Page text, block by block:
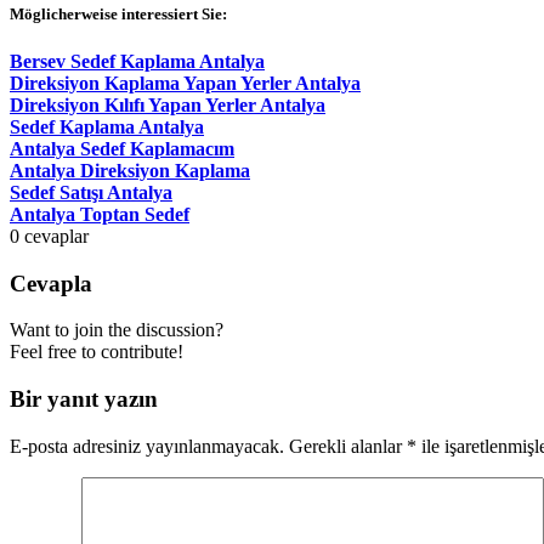
Möglicherweise interessiert Sie:
Bersev Sedef Kaplama Antalya
Direksiyon Kaplama Yapan Yerler Antalya
Direksiyon Kılıfı Yapan Yerler Antalya
Sedef Kaplama Antalya
Antalya Sedef Kaplamacım
Antalya Direksiyon Kaplama
Sedef Satışı Antalya
Antalya Toptan Sedef
0 cevaplar
Cevapla
Want to join the discussion?
Feel free to contribute!
Bir yanıt yazın
E-posta adresiniz yayınlanmayacak. Gerekli alanlar * ile